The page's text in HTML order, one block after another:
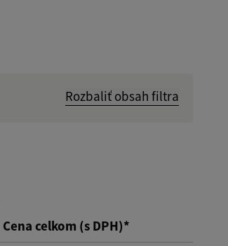
Rozbaliť obsah filtra
Cena celkom (s DPH)*